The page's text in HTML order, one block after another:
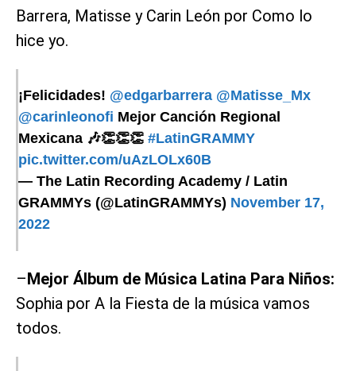
Barrera, Matisse y Carin León por Como lo
hice yo.
¡Felicidades! @edgarbarrera @Matisse_Mx
@carinleonofi Mejor Canción Regional
Mexicana 🎶👏👏👏 #LatinGRAMMY
pic.twitter.com/uAzLOLx60B
— The Latin Recording Academy / Latin
GRAMMYs (@LatinGRAMMYs) November 17,
2022
–Mejor Álbum de Música Latina Para Niños:
Sophia por A la Fiesta de la música vamos
todos.